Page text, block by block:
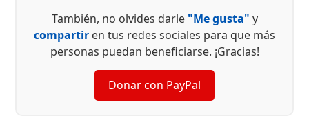
También, no olvides darle "Me gusta" y
compartir en tus redes sociales para que más
personas puedan beneficiarse. ¡Gracias!
Donar con PayPal